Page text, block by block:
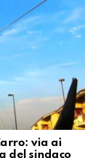
via ai
del sindaco